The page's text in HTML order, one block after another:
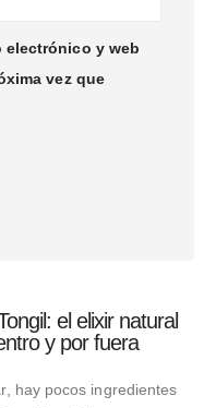
electrónico y web
vez que
el elixir natural
y por fuera
hay pocos ingredientes